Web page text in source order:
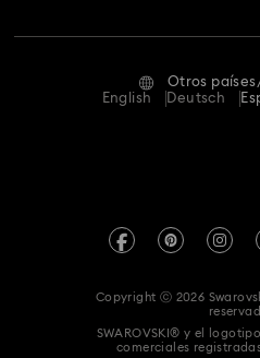
Guía de tamaños
Code of Conduct & Policies
Terminos & Condiciones
Declaración de consentimiento
Otros
English
Deutsch
Copyright ⓒ 2026
SWAROVSKI® y el
comerciales